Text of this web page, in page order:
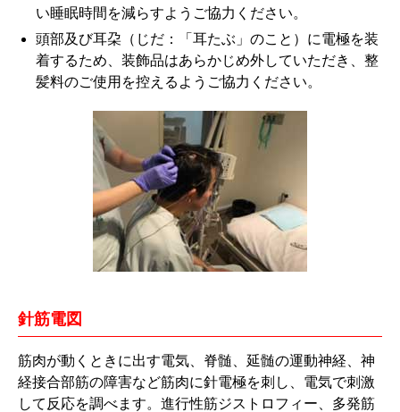
い睡眠時間を減らすようご協力ください。
頭部及び耳朶（じだ：「耳たぶ」のこと）に電極を装
着するため、装飾品はあらかじめ外していただき、整
髪料のご使用を控えるようご協力ください。
針筋電図
筋肉が動くときに出す電気、脊髄、延髄の運動神経、神
経接合部筋の障害など筋肉に針電極を刺し、電気で刺激
して反応を調べます。進行性筋ジストロフィー、多発筋